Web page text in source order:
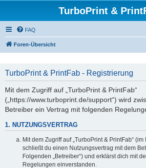
TurboPrint &
FAQ
Foren-Übersicht
TurboPrint & PrintFab - Registrierung
Mit dem Zugriff auf „TurboPrint & PrintFab“
(„https://www.turboprint.de/support“) wird
Betreiber ein Vertrag mit folgenden
1. NUTZUNGSVERTRAG
Mit dem Zugriff auf „TurboPrint & PrintFab“
schließt du einen Nutzungsvertrag mit dem
Folgenden „Betreiber“) und erklärst dich mit
Regelungen einverstanden.